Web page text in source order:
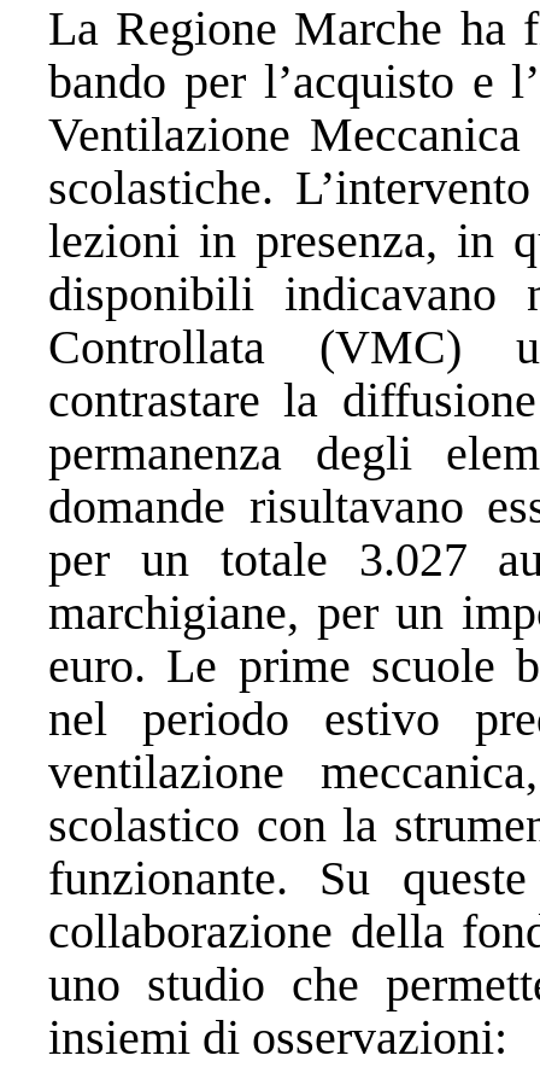
La Regione Marche ha
bando per l’acquisto e
Ventilazione
scolastiche.
lezioni in presenza, in
disponibili indicavano
Controllata (VMC)
contrastare la
permanenza degli
domande risultavano
per un totale 3.027
marchigiane, per un
euro. Le prime scuole
nel periodo estivo
ventilazione
scolastico con la
funzionante. Su
collaborazione della
uno studio che
insiemi di osservazioni: